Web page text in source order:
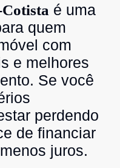
é uma
quem
com
e melhores
Se você
perdendo
de financiar
juros.